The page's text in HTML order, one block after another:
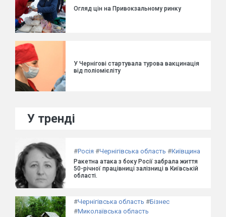
Огляд цін на Привокзальному ринку
У Чернігові стартувала турова вакцинація
від поліомієліту
У тренді
#Росія #Чернігівська область #Київщина
Ракетна атака з боку Росії забрала життя
50-річної працівниці залізниці в Київській
області.
#Чернігівська область #Бізнес
#Миколаївська область